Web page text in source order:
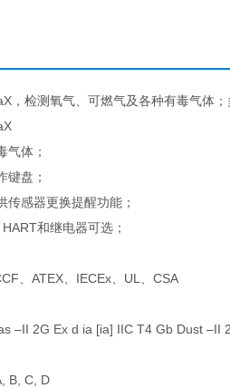
，检测氧气、可燃气及各种有毒气体
气体；
键盘；
感器更换提醒功能；
和继电器可选；
、ATEX、IECEx、UL、CSA
–II 2G Ex d ia [ia] IIC T4 Gb Dust –II
B, C, D